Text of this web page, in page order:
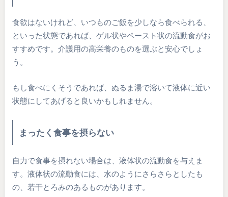
食欲はないけれど、いつものご飯を少しなら食べられる、
といった状態であれば、ゲル状やペースト状の流動食がお
すすめです。介護用の高栄養のものを選ぶと安心でしょ
う。
もし食べにくそうであれば、ぬるま湯で溶いて液体に近い
状態にしてあげると良いかもしれません。
まったく食事を摂らない
自力で食事を摂れない場合は、液体状の流動食を与えま
す。液体状の流動食には、水のようにさらさらとしたも
の、若干とろみのあるものがあります。